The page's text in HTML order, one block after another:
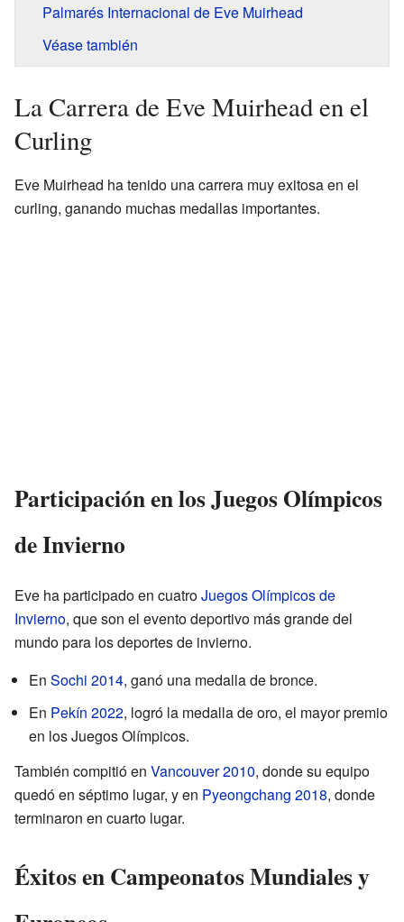
Palmarés Internacional de Eve Muirhead
Véase también
La Carrera de Eve Muirhead en el
Curling
Eve Muirhead ha tenido una carrera muy exitosa en el
curling, ganando muchas medallas importantes.
Participación en los Juegos Olímpicos
de Invierno
Eve ha participado en cuatroJuegos Olímpicos de
Invierno, que son el evento deportivo más grande del
mundo para los deportes de invierno.
En Sochi 2014, ganó una medalla de bronce.
En Pekín 2022, logró la medalla de oro, el mayor premio
en los Juegos Olímpicos.
También compitió en Vancouver 2010, donde su equipo
quedó en séptimo lugar, y en Pyeongchang 2018, donde
terminaron en cuarto lugar.
Éxitos en Campeonatos Mundiales y